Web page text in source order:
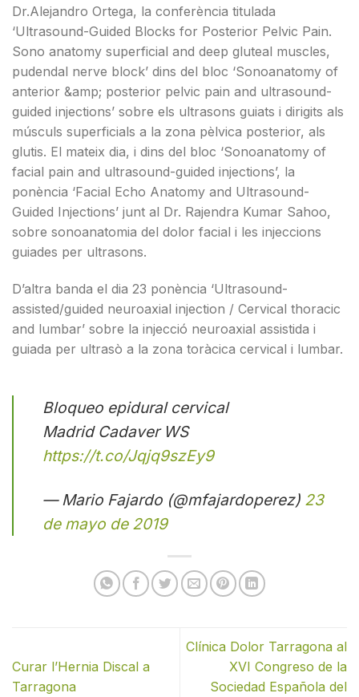
Dr.Alejandro Ortega, la conferència titulada
‘Ultrasound-Guided Blocks for Posterior Pelvic Pain.
Sono anatomy superficial and deep gluteal muscles,
pudendal nerve block’ dins del bloc ‘Sonoanatomy of
anterior &amp; posterior pelvic pain and ultrasound-
guided injections’ sobre els ultrasons guiats i dirigits als
músculs superficials a la zona pèlvica posterior, als
glutis. El mateix dia, i dins del bloc ‘Sonoanatomy of
facial pain and ultrasound-guided injections’, la
ponència ‘Facial Echo Anatomy and Ultrasound-
Guided Injections’ junt al Dr. Rajendra Kumar Sahoo,
sobre sonoanatomia del dolor facial i les injeccions
guiades per ultrasons.
D’altra banda el dia 23 ponència ‘Ultrasound-
assisted/guided neuroaxial injection / Cervical thoracic
and lumbar’ sobre la injecció neuroaxial assistida i
guiada per ultrasò a la zona toràcica cervical i lumbar.
Bloqueo epidural cervical
Madrid Cadaver WS
https://t.co/Jqjq9szEy9
— Mario Fajardo (@mfajardoperez) 23
de mayo de 2019
Curar l’Hernia Discal a
Tarragona
Clínica Dolor Tarragona al
XVI Congreso de la
Sociedad Española del